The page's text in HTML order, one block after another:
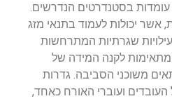
עומדות בסטנדרטים הנדרשים.
אשר יכולות לעמוד בתנאי מזג
שגרתיות המתרחשות
מתאימות לקנה המידה של
משוכני הסביבה. גדרות
העובדים ועוברי האורח כאחד,